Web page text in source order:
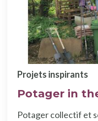
Potager in
Projets inspirants
Potager collectif et